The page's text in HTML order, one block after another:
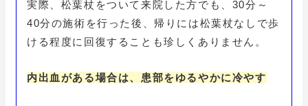
実際、松葉杖をついて来院した方でも、30分～
40分の施術を行った後、帰りには松葉杖なしで歩
ける程度に回復することも珍しくありません。
内出血がある場合は、患部をゆるやかに冷やす